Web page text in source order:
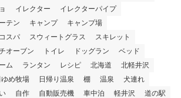
イレクター
イレクターパイプ
テン キャンプ
キャンプ場
コスパ スウィートグラス
スキレット
オーブン トイレ ドッグラン
ベッド
ム ランタン レシピ 北海道
北軽井沢
ゆめ牧場 日帰り温泉 棚 温泉
犬連れ
自作 自動販売機 車中泊 軽井沢
道の駅